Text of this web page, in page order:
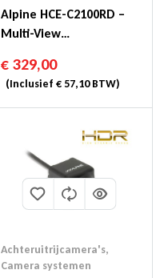
Alpine HCE-C2100RD –
Multi-View
€ 329,00
(Inclusief € 57,10BTW)
Achteruitrijcamera's,
Camera systemen